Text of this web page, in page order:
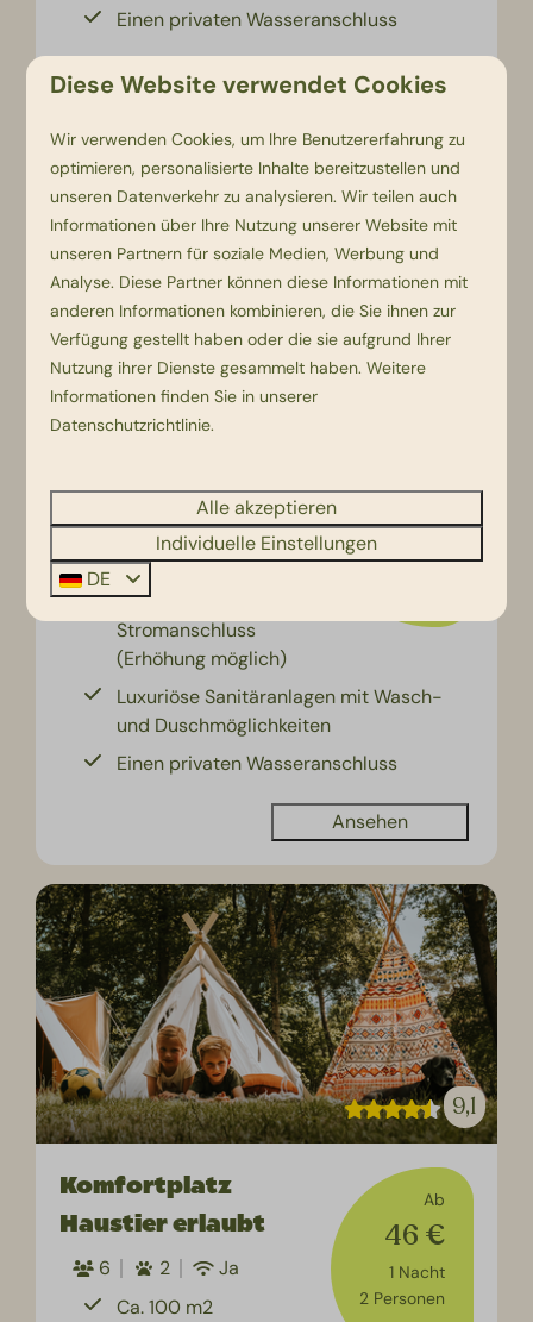
Einen privaten Wasseranschluss
Ansehen
43 €
1 Nacht
2 Personen
Komfortplatz
6 Nein
Ja
Ca. 100 m2
TV-Anschluss (CAI)
8-Ampere-
Stromanschluss
(Erhöhung möglich)
Luxuriöse Sanitäranlagen mit Wasch-
und Duschmöglichkeiten
Einen privaten Wasseranschluss
Ansehen
9,1
Ab
46 €
1 Nacht
2 Personen
Komfortplatz
Haustier erlaubt
6 2
Ja
Ca. 100 m2
Diese Website verwendet Cookies
Wir verwenden Cookies, um Ihre Benutzererfahrung zu
optimieren, personalisierte Inhalte bereitzustellen und
unseren Datenverkehr zu analysieren. Wir teilen auch
Informationen über Ihre Nutzung unserer Website mit
unseren Partnern für soziale Medien, Werbung und
Analyse. Diese Partner können diese Informationen mit
anderen Informationen kombinieren, die Sie ihnen zur
Verfügung gestellt haben oder die sie aufgrund Ihrer
Nutzung ihrer Dienste gesammelt haben. Weitere
Informationen finden Sie in unserer
Datenschutzrichtlinie.
Alle akzeptieren
Individuelle Einstellungen
DE